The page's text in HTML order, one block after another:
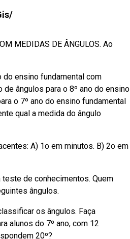
MEDIDAS DE ÂNGULOS. Ao
ensino fundamental com
ângulos para o 8º ano do ensino
o 7º ano do ensino fundamental
qual a medida do ângulo
A) 1o em minutos. B) 2o em
de conhecimentos. Quem
ângulos.
os ângulos. Faça
alunos do 7º ano, com 12
20º?